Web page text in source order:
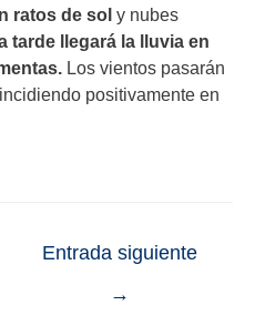
ratos de sol y nubes
tarde llegará la lluvia en
Los vientos pasarán
positivamente en
Entrada siguiente
→